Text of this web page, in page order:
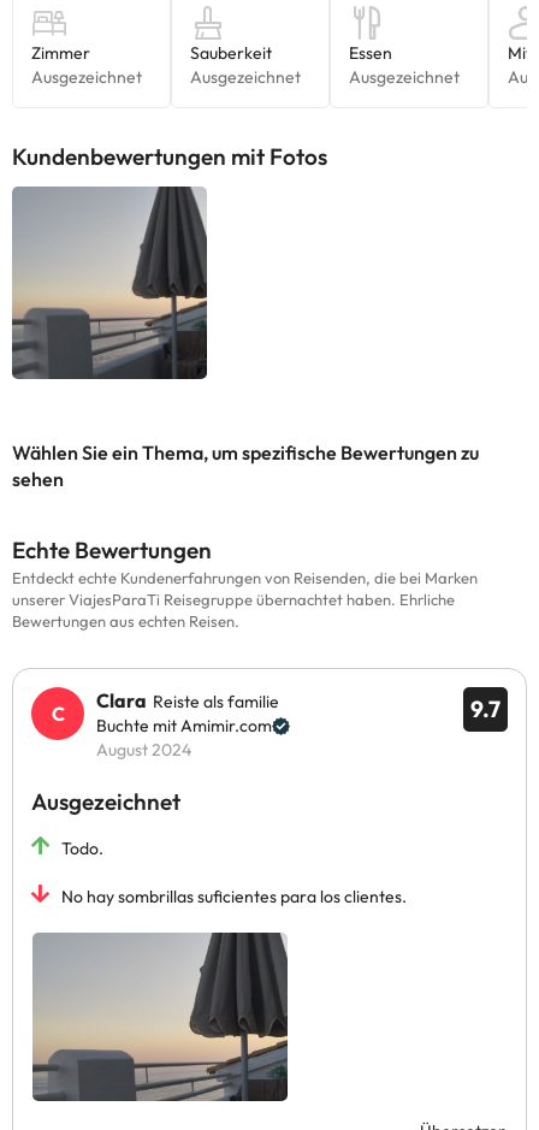
Kundenbewertungen mit Fotos
Wählen Sie ein Thema, um spezifische Bewertungen zu
sehen
Echte Bewertungen
Entdeckt echte Kundenerfahrungen von Reisenden, die bei Marken
unserer ViajesParaTi Reisegruppe übernachtet haben. Ehrliche
Bewertungen aus echten Reisen.
9.7
Clara Reiste als familie
Buchte mit Amimir.com
August 2024
Ausgezeichnet
Todo.
No hay sombrillas suficientes para los clientes.